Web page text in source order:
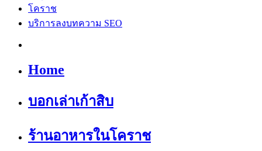
โคราช
บริการลงบทความ SEO
Home
บอกเล่าเก้าสิบ
ร้านอาหารในโคราช